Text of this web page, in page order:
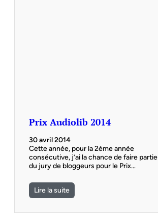
Prix Audiolib 2014
30 avril 2014
Cette année, pour la 2ème année
consécutive, j’ai la chance de faire partie
du jury de bloggeurs pour le Prix…
Lire la suite